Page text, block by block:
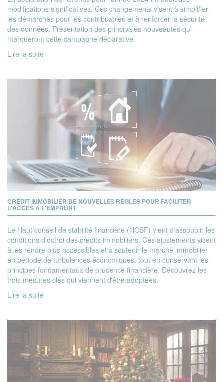
modifications significatives. Ces changements visent à simplifier
les démarches pour les contribuables et à renforcer la sécurité
des données. Présentation des principales nouveautés qui
marqueront cette campagne déclarative.
Lire la suite
CRÉDIT IMMOBILIER DE NOUVELLES RÈGLES POUR FACILITER
L'ACCÈS À L'EMPRUNT
Le Haut conseil de stabilité financière (HCSF) vient d'assouplir les
conditions d'octroi des crédits immobiliers. Ces ajustements visent
à les rendre plus accessibles et à soutenir le marché immobilier
en période de turbulences économiques, tout en conservant les
principes fondamentaux de prudence financière. Découvrez les
trois mesures clés qui viennent d'être adoptées.
Lire la suite